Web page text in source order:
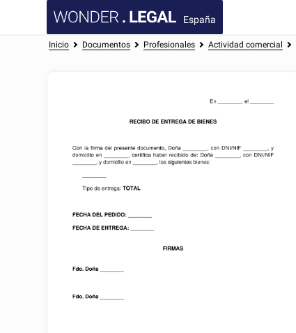
España
Inicio Documentos Profesionales Actividad comercial